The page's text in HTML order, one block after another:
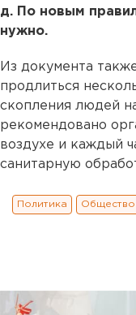
д. По новым
нужно.
Из документа
продлиться
скопления людей
рекомендовано
воздухе и каждый
санитарную
Политика Общество